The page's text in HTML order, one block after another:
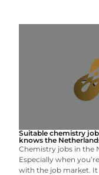
Suitable chemistry
knows the
Chemistry jobs in the
Especially when
with the job market. It